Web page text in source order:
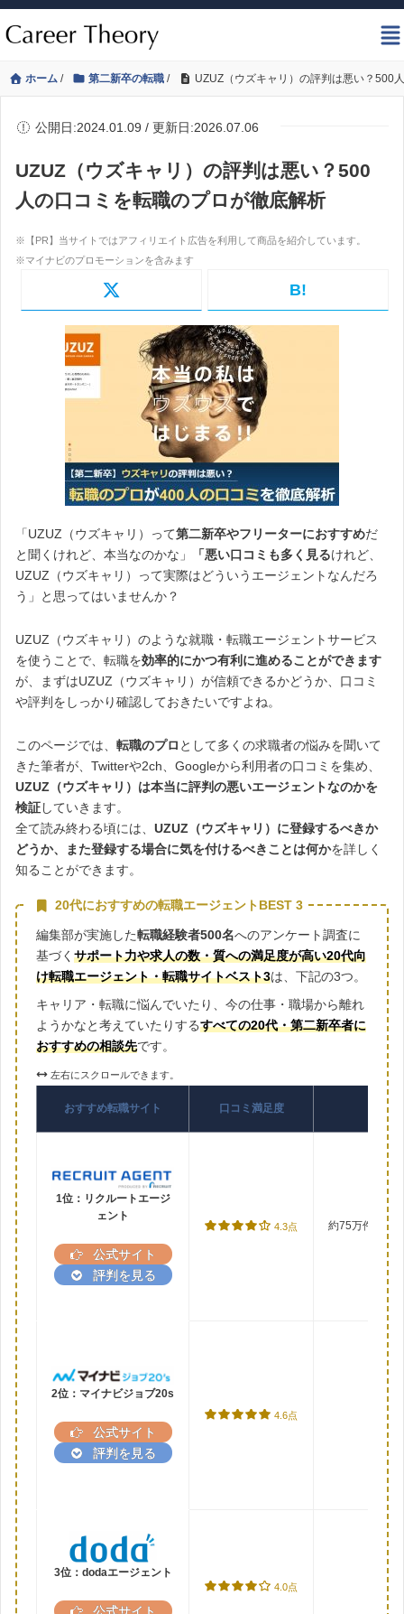
ホーム / 第二新卒の転職 / UZUZ（ウズキャリ）の評判は悪い？500
公開日:2024.01.09 / 更新日:2026.07.06
UZUZ（ウズキャリ）の評判は悪い？500
人の口コミを転職のプロが徹底解析
B!
「UZUZ（ウズキャリ）って第二新卒やフリーターにおすすめだ
と聞くけれど、本当なのかな」
「悪い口コミも多く見るけれど、
UZUZ（ウズキャリ）って実際はどういうエージェントなんだろ
う」と思ってはいませんか？
UZUZ（ウズキャリ）のような就職・転職エージェントサービス
を使うことで、転職を効率的にかつ有利に進めることができます
が、まずはUZUZ（ウズキャリ）が信頼できるかどうか、口コミ
や評判をしっかり確認しておきたいですよね。
このページでは、 転職のプロ として多くの求職者の悩みを聞いて
きた筆者が、Twitterや2ch、Googleから利用者の口コミを集め、
UZUZ（ウズキャリ）は本当に評判の悪いエージェントなのかを
検証していきます。
全て読み終わる頃には、 UZUZ（ウズキャリ）に登録するべきか
どうか、また登録する場合に気を付けるべきことは何かを詳しく
知ることができます。
20代におすすめの転職エージェントBEST 3
編集部が実施した転職経験者500名へのアンケート調査に
基づく サポート力や求人の数・質への満足度が高い20代向
け転職エージェント・転職サイトベスト3は、下記の3つ。
キャリア・転職に悩んでいたり、今の仕事・職場から離れ
ようかなと考えていたりするすべての20代・第二新卒者に
おすすめの相談先です。
左右にスクロールできます。
おすすめ転職サイト 口コミ満足度
1位：リクルートエージ
ェント
公式サイト
評判を見る
4.3点 約75万件 （＋
2位：マイナビジョブ20s
公式サイト
評判を見る
4.6点
3位：dodaエージェント
4.0点